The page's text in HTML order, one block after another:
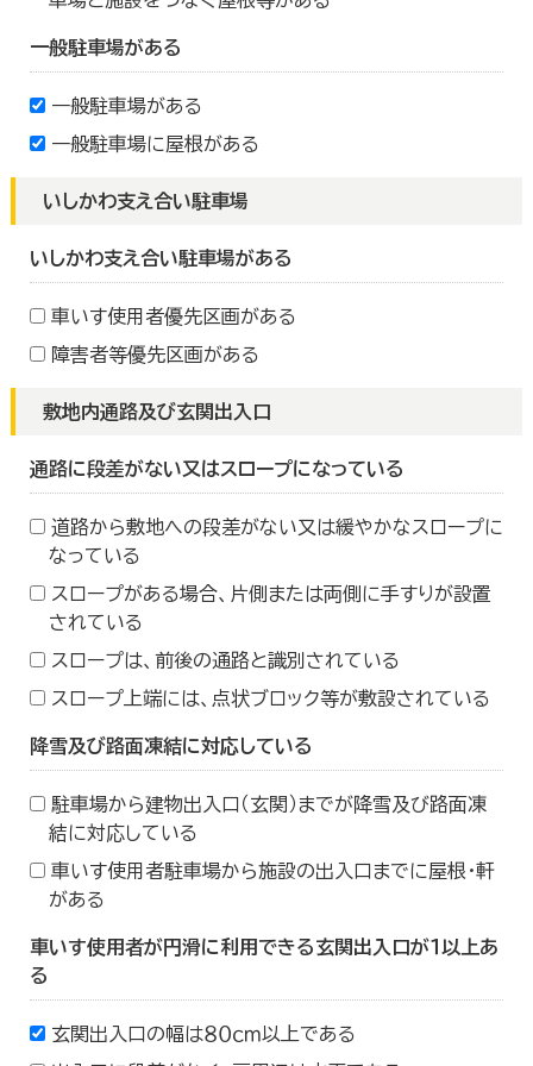
一般駐車場がある
一般駐車場がある
一般駐車場に屋根がある
いしかわ支え合い駐車場
いしかわ支え合い駐車場がある
車いす使用者優先区画がある
障害者等優先区画がある
敷地内通路及び玄関出入口
通路に段差がない又はスロープになっている
道路から敷地への段差がない又は緩やかなスロープに
なっている
スロープがある場合、片側または両側に手すりが設置
されている
スロープは、前後の通路と識別されている
スロープ上端には、点状ブロック等が敷設されている
降雪及び路面凍結に対応している
駐車場から建物出入口（玄関）までが降雪及び路面凍
結に対応している
車いす使用者駐車場から施設の出入口までに屋根・軒
がある
車いす使用者が円滑に利用できる玄関出入口が１以上あ
る
玄関出入口の幅は８０ｃｍ以上である